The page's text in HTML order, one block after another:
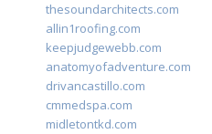
thesoundarchitects.com
allin1roofing.com
keepjudgewebb.com
anatomyofadventure.com
drivancastillo.com
cmmedspa.com
midletontkd.com